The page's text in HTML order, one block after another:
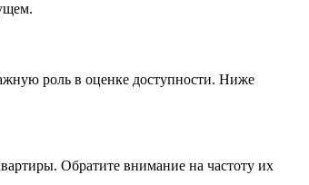
роль в оценке доступности. Ниже
Обратите внимание на частоту их